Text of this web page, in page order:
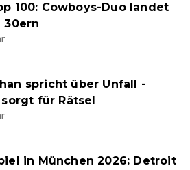
100: Cowboys-Duo landet
30ern
spricht über Unfall -
für Rätsel
in München 2026: Detroit